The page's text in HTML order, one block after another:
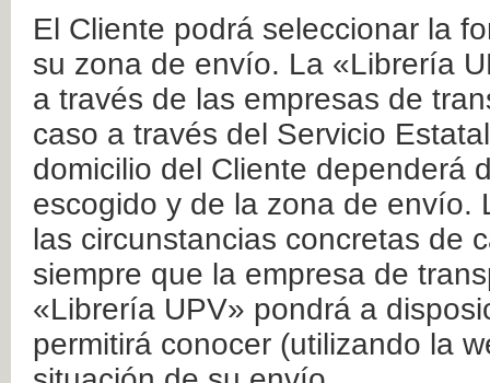
El Cliente podrá seleccionar la
su zona de envío. La «Librería
a través de las empresas de
caso a través del Servicio
domicilio del Cliente dependerá
escogido y de la zona de envío.
las circunstancias concretas de
siempre que la empresa de
«Librería UPV» pondrá a
permitirá conocer (utilizando la